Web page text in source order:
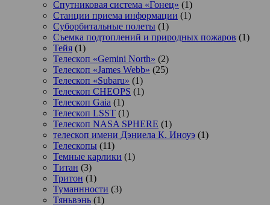
Спутниковая система «Гонец» (1)
Станции приема информации (1)
Суборбитальные полеты (1)
Съемка подтоплений и природных пожаров (1)
Тейя (1)
Телескоп «Gemini North» (2)
Телескоп «James Webb» (25)
Телескоп «Subaru» (1)
Телескоп CHEOPS (1)
Телескоп Gaia (1)
Телескоп LSST (1)
Телескоп NASA SPHERE (1)
телескоп имени Дэниела К. Иноуэ (1)
Телескопы (11)
Темные карлики (1)
Титан (3)
Тритон (1)
Туманнности (3)
Тяньвэнь (1)